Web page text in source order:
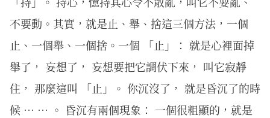
不要動。其實，就是止、舉、捨這三個方法，一個
止、一個舉、一個捨。一個 「止」： 就是心裡面掉
舉了， 妄想了， 妄想要把它調伏下來， 叫它寂靜
住， 那麼這叫 「止」。 你沉沒了， 就是昏沉了的時
候 … … 。 昏沉有兩個現象： 一個很粗顯的，就是